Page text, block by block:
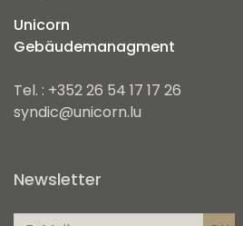
Unicorn
Gebäudemanagment
Tel. : +352 26 54 17 17 26
syndic@unicorn.lu
Newsletter